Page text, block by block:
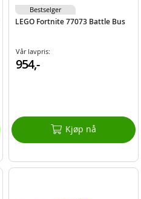
LEGO Fortnite 77073 Battle Bus
Vår lavpris:
954,-
Kjøp nå
Bestselger